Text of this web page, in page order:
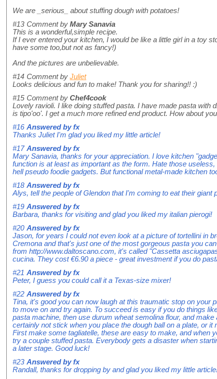
We are _serious_ about stuffing dough with potatoes!
#13 Comment by Mary Sanavia
This is a wonderful,simple recipe.
If I ever entered your kitchen, I would be like a little girl in a toy
have some too,but not as fancy!)
And the pictures are unbelievable.
#14 Comment by Juliet
Looks delicious and fun to make! Thank you for sharing!! :)
#15 Comment by Chef4cook
Lovely ravioli. I like doing stuffed pasta. I have made pasta with
is tipo'oo'. I get a much more refined end product. How about
#16 Answered byfx
Thanks Juliet I'm glad you liked my little article!
#17 Answered byfx
Mary Sanavia, thanks for your appreciation. I love kitchen
function is at least as important as the form. Hate those
hell pseudo foodie gadgets. But functional metal-made kitchen
#18 Answered byfx
Alys, tell the people of Glendon that I'm coming to eat their giant
#19 Answered byfx
Barbara, thanks for visiting and glad you liked my italian pierogi!
#20 Answered byfx
Jason, for years I could not even look at a picture of tortellini in
Cremona and that's just one of the most gorgeous pasta you
from http://www.daltoscano.com, it's called "Cassetta
cucina. They cost €6.90 a piece - great investment if you do
#21 Answered byfx
Peter, I guess you could call it a Texas-size mixer!
#22 Answered byfx
Tina, it's good you can now laugh at this traumatic stop on your
to move on and try again. To succeed is easy if you do things
pasta machine, then use durum wheat semolina flour, and
certainly not stick when you place the dough ball on a plate, or it
First make some tagliatelle, these are easy to make, and when
try a couple stuffed pasta. Everybody gets a disaster when
a later stage. Good luck!
#23 Answered byfx
Randall, thanks for dropping by and glad you liked my little